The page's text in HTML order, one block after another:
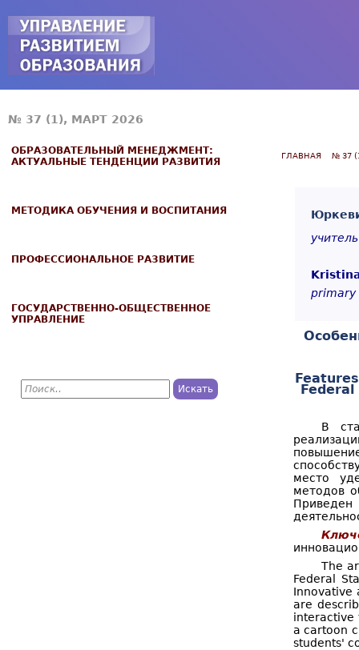
№ 37 (1), МАРТ 2026
ГЛАВНАЯ № 37
primary
В
место
методов
The
Federal
Innovative
are
interactive
a cartoon
students'
ОБРАЗОВАТЕЛЬНЫЙ МЕНЕДЖМЕНТ:
АКТУАЛЬНЫЕ ТЕНДЕНЦИИ РАЗВИТИЯ
МЕТОДИКА ОБУЧЕНИЯ И ВОСПИТАНИЯ
ПРОФЕССИОНАЛЬНОЕ РАЗВИТИЕ
ГОСУДАРСТВЕННО-ОБЩЕСТВЕННОЕ
УПРАВЛЕНИЕ
П
о